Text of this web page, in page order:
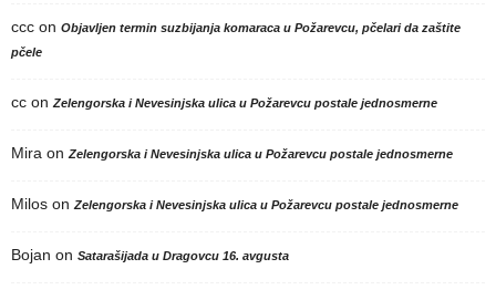
ccc on Objavljen termin suzbijanja komaraca u Požarevcu, pčelari da zaštite
pčele
cc on Zelengorska i Nevesinjska ulica u Požarevcu postale jednosmerne
Mira on Zelengorska i Nevesinjska ulica u Požarevcu postale jednosmerne
Milos on Zelengorska i Nevesinjska ulica u Požarevcu postale jednosmerne
Bojan on Satarašijada u Dragovcu 16. avgusta